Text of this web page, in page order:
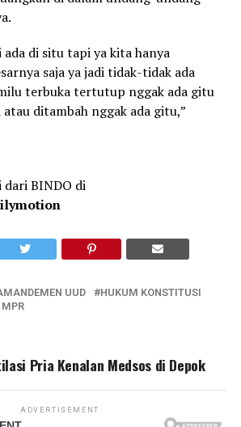
di situ tapi ya kita hanya
saja ya jadi tidak-tidak ada
terbuka tertutup nggak ada gitu
ditambah nggak ada gitu,”
BINDO di
UUD
HUKUM KONSTITUSI
Pria Kenalan Medsos di Depok
ADVERTISEMENT